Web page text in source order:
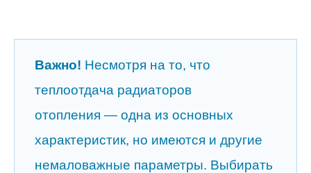
Важно! Несмотря на то, что
теплоотдача радиаторов
отопления — одна из основных
характеристик, но имеются и другие
немаловажные параметры. Выбирать